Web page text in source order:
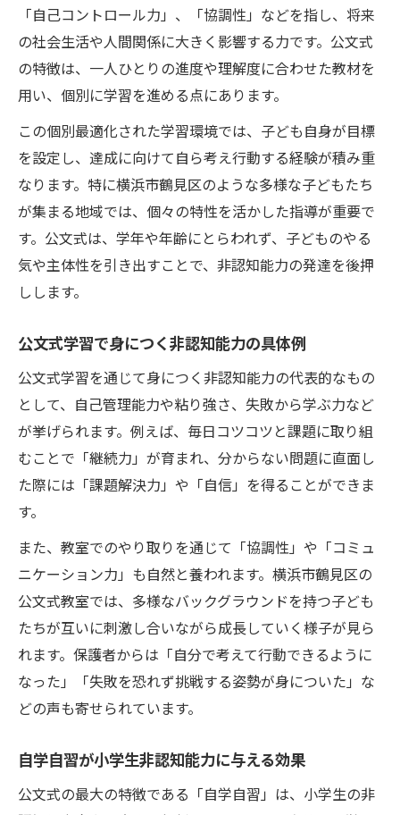
「自己コントロール力」、「協調性」などを指し、将来
の社会生活や人間関係に大きく影響する力です。公文式
の特徴は、一人ひとりの進度や理解度に合わせた教材を
用い、個別に学習を進める点にあります。
この個別最適化された学習環境では、子ども自身が目標
を設定し、達成に向けて自ら考え行動する経験が積み重
なります。特に横浜市鶴見区のような多様な子どもたち
が集まる地域では、個々の特性を活かした指導が重要で
す。公文式は、学年や年齢にとらわれず、子どものやる
気や主体性を引き出すことで、非認知能力の発達を後押
しします。
公文式学習で身につく非認知能力の具体例
公文式学習を通じて身につく非認知能力の代表的なもの
として、自己管理能力や粘り強さ、失敗から学ぶ力など
が挙げられます。例えば、毎日コツコツと課題に取り組
むことで「継続力」が育まれ、分からない問題に直面し
た際には「課題解決力」や「自信」を得ることができま
す。
また、教室でのやり取りを通じて「協調性」や「コミュ
ニケーション力」も自然と養われます。横浜市鶴見区の
公文式教室では、多様なバックグラウンドを持つ子ども
たちが互いに刺激し合いながら成長していく様子が見ら
れます。保護者からは「自分で考えて行動できるように
なった」「失敗を恐れず挑戦する姿勢が身についた」な
どの声も寄せられています。
自学自習が小学生非認知能力に与える効果
公文式の最大の特徴である「自学自習」は、小学生の非